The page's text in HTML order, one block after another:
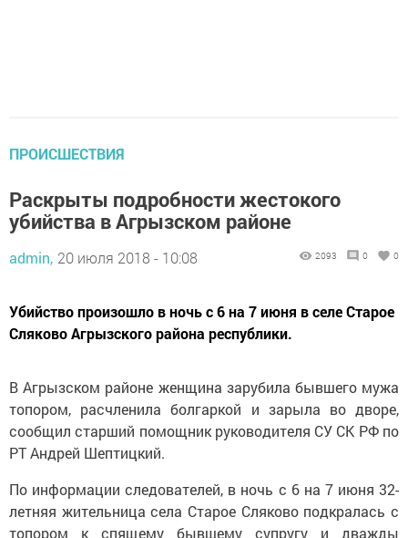
ПРОИСШЕСТВИЯ
Раскрыты подробности жестокого
убийства в Агрызском районе
admin, 20 июля 2018 - 10:08 2093 0 0
Убийство произошло в ночь с 6 на 7 июня в селе Старое
Сляково Агрызского района республики.
В Агрызском районе женщина зарубила бывшего мужа
топором, расчленила болгаркой и зарыла во дворе,
сообщил старший помощник руководителя СУ СК РФ по
РТ Андрей Шептицкий.
По информации следователей, в ночь с 6 на 7 июня 32-
летняя жительница села Старое Сляково подкралась с
топором к спящему бывшему супругу и дважды